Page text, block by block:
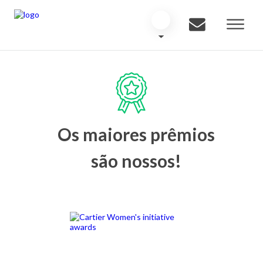
Os maiores prêmios
são nossos!